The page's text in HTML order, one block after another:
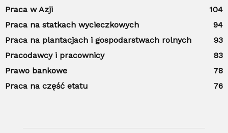
Praca w Azji
104
Praca na statkach wycieczkowych
94
Praca na plantacjach i gospodarstwach rolnych
93
Pracodawcy i pracownicy
83
Prawo bankowe
78
Praca na część etatu
76